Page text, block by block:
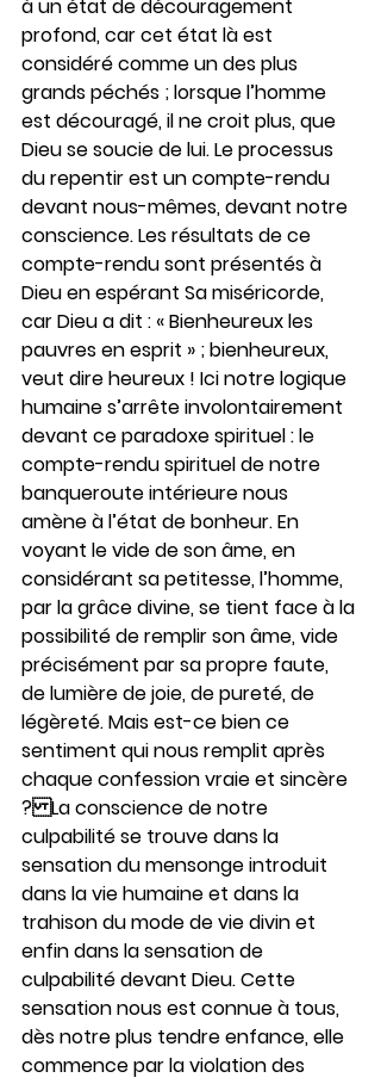
à un état de découragement
profond, car cet état là est
considéré comme un des plus
grands péchés ; lorsque l’homme
est découragé, il ne croit plus, que
Dieu se soucie de lui. Le processus
du repentir est un compte-rendu
devant nous-mêmes, devant notre
conscience. Les résultats de ce
compte-rendu sont présentés à
Dieu en espérant Sa miséricorde,
car Dieu a dit : « Bienheureux les
pauvres en esprit » ; bienheureux,
veut dire heureux ! Ici notre logique
humaine s’arrête involontairement
devant ce paradoxe spirituel : le
compte-rendu spirituel de notre
banqueroute intérieure nous
amène à l’état de bonheur. En
voyant le vide de son âme, en
considérant sa petitesse, l’homme,
par la grâce divine, se tient face à la
possibilité de remplir son âme, vide
précisément par sa propre faute,
de lumière de joie, de pureté, de
légèreté. Mais est-ce bien ce
sentiment qui nous remplit après
chaque confession vraie et sincère
?La conscience de notre
culpabilité se trouve dans la
sensation du mensonge introduit
dans la vie humaine et dans la
trahison du mode de vie divin et
enfin dans la sensation de
culpabilité devant Dieu. Cette
sensation nous est connue à tous,
dès notre plus tendre enfance, elle
commence par la violation des